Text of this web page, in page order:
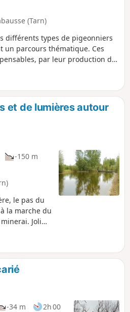
(Tarn)
différents types de pigeonniers
un parcours thématique. Ces
par leur production de
Pays de Cocagne. Certains
tandis que d'autres, plus
grandes demeures, dénotent les
d'antan.
et de lumières autour
-150 m
le pas du
la marche du
Joli
-34 m
2h 00